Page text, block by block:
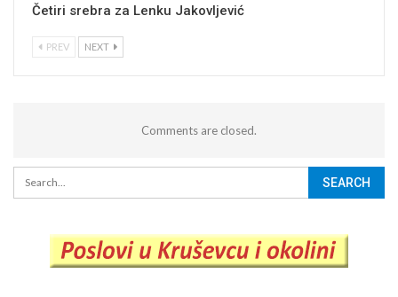
Četiri srebra za Lenku Jakovljević
PREV NEXT
Comments are closed.